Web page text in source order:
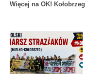
Więcej na OK! Kołobrzeg